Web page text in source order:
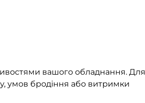
вашого обладнання. Для
умов бродіння або витримки